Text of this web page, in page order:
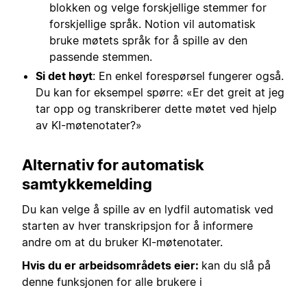
blokken og velge forskjellige stemmer for
forskjellige språk. Notion vil automatisk
bruke møtets språk for å spille av den
passende stemmen.
Si det høyt: En enkel forespørsel fungerer også.
Du kan for eksempel spørre: «Er det greit at jeg
tar opp og transkriberer dette møtet ved hjelp
av KI-møtenotater?»
Alternativ for automatisk
samtykkemelding
Du kan velge å spille av en lydfil automatisk ved
starten av hver transkripsjon for å informere
andre om at du bruker KI-møtenotater.
Hvis du er arbeidsområdets eier: kan du slå på
denne funksjonen for alle brukere i